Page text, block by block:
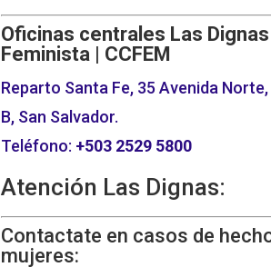
Oficinas centrales Las
Feminista | CCFEM
Reparto Santa Fe, 35 Avenida
B, San Salvador.
Teléfono: +503 2529 5800
Atención Las Dignas:
Contactate en casos de
mujeres: